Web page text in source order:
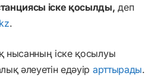
іске қосылды, деп
.
нысанның іске қосылуы
әлеуетін едәуір арттырады.